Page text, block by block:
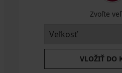
Zvoľte
VLOŽIŤ DO